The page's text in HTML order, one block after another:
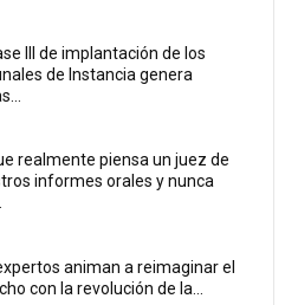
III de implantación de los
de Instancia genera
realmente piensa un juez de
informes orales y nunca
animan a reimaginar el
con la revolución de la...